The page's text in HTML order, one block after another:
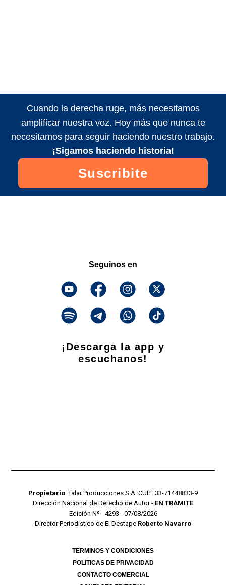
Cuando la derecha ruge, más necesitamos
amplificar nuestra voz. Hoy más que nunca te
necesitamos para seguir haciendo nuestro trabajo.
¡Sigamos haciendo historia!
Suscribite
Seguinos en
¡Descarga la app y
escuchanos!
Propietario: Talar Producciones S.A. CUIT: 33-71448833-9
Dirección Nacional de Derecho de Autor - EN TRÁMITE
Edición Nº - 4293 - 07/08/2026
Director Periodístico de El Destape Roberto Navarro
TERMINOS Y CONDICIONES
POLITICAS DE PRIVACIDAD
CONTACTO COMERCIAL